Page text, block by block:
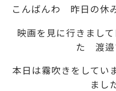
こんばんわ 昨日の休
映画を見に行きまし
た 渡邉
本日は霧吹きをしてい
まし